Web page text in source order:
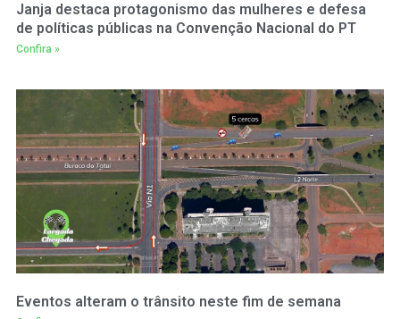
Janja destaca protagonismo das mulheres e defesa
de políticas públicas na Convenção Nacional do PT
Confira »
Eventos alteram o trânsito neste fim de semana